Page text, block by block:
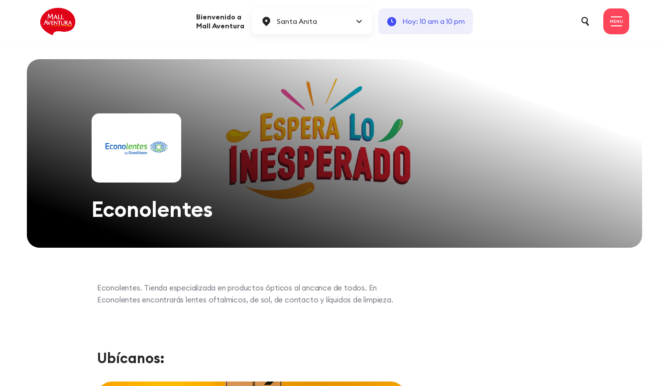
Bienvenido a
Mall Aventura
Santa Anita Hoy: 10 am a 10 pm MENU
Econolentes
Econolentes. Tienda especializada en productos ópticos al ancance de todos. En
Econolentes encontrarás lentes oftalmicos, de sol, de contacto y líquidos de limpieza.
Ubícanos: